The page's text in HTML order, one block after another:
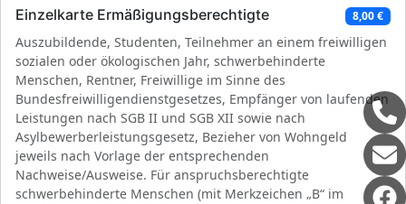
Einzelkarte Ermäßigungsberechtigte 8,00 €
Auszubildende, Studenten, Teilnehmer an einem freiwilligen
sozialen oder ökologischen Jahr, schwerbehinderte
Menschen, Rentner, Freiwillige im Sinne des
Bundesfreiwilligendienstgesetzes, Empfänger von laufenden
Leistungen nach SGB II und SGB XII sowie nach
Asylbewerberleistungsgesetz, Bezieher von Wohngeld
jeweils nach Vorlage der entsprechenden
Nachweise/Ausweise. Für anspruchsberechtigte
schwerbehinderte Menschen (mit Merkzeichen „B“ im